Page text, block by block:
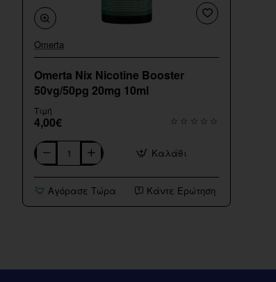
Omerta
Omerta Nix Nicotine Booster
50vg/50pg 20mg 10ml
Τιμή
4,00€
Omerta
Nix
Nicotine
Booster
Καλάθι
Αγόρασε Τώρα Κάντε Ερώτηση